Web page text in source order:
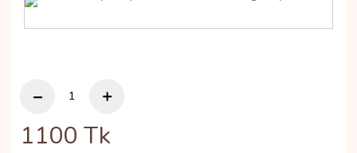
1100 Tk